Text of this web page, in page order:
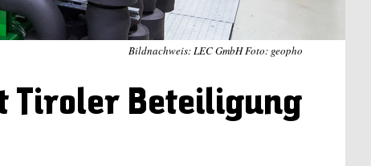
Bildnachweis: LEC GmbH Foto: geopho
Tiroler Beteiligung